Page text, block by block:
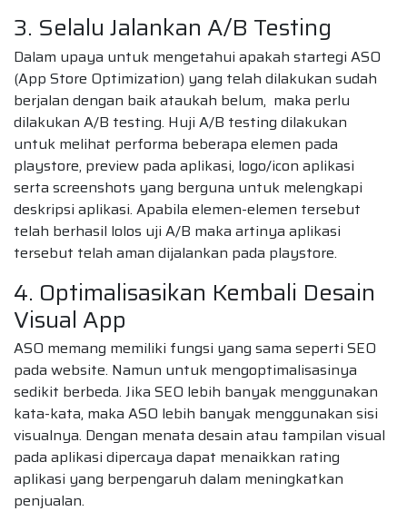
3. Selalu Jalankan A/B Testing
Dalam upaya untuk mengetahui apakah startegi ASO
(App Store Optimization) yang telah dilakukan sudah
berjalan dengan baik ataukah belum, maka perlu
dilakukan A/B testing. Huji A/B testing dilakukan
untuk melihat performa beberapa elemen pada
playstore, preview pada aplikasi, logo/icon aplikasi
serta screenshots yang berguna untuk melengkapi
deskripsi aplikasi. Apabila elemen-elemen tersebut
telah berhasil lolos uji A/B maka artinya aplikasi
tersebut telah aman dijalankan pada playstore.
4. Optimalisasikan Kembali Desain
Visual App
ASO memang memiliki fungsi yang sama seperti SEO
pada website. Namun untuk mengoptimalisasinya
sedikit berbeda. Jika SEO lebih banyak menggunakan
kata-kata, maka ASO lebih banyak menggunakan sisi
visualnya. Dengan menata desain atau tampilan visual
pada aplikasi dipercaya dapat menaikkan rating
aplikasi yang berpengaruh dalam meningkatkan
penjualan.